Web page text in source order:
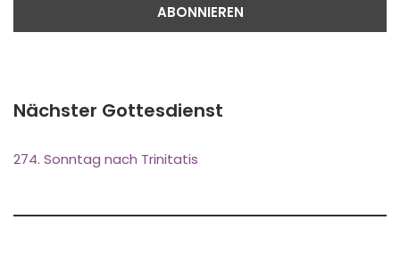
Nächster Gottesdienst
274. Sonntag nach Trinitatis